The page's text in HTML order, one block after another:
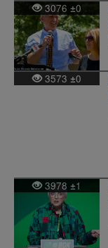
3076 ±0
3573 ±0
3978 ±1